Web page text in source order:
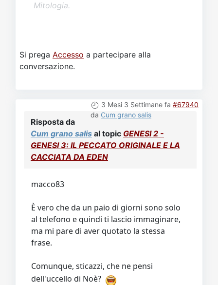
Mitologia.
Si prega Accesso a partecipare alla
conversazione.
3 Mesi 3 Settimane fa #67940
da Cum grano salis
Risposta da
Cum grano salis al topic GENESI 2 -
GENESI 3: IL PECCATO ORIGINALE E LA
CACCIATA DA EDEN
macco83
È vero che da un paio di giorni sono solo
al telefono e quindi ti lascio immaginare,
ma mi pare di aver quotato la stessa
frase.
Comunque, sticazzi, che ne pensi
dell'uccello di Noè?